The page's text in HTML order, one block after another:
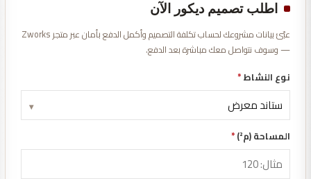
اطلب تصميم ديكور الآن
عبّئ بيانات مشروعك لحساب تكلفة التصميم وأكمل الدفع بأمان عبر متجر Zworks
— وسوف نتواصل معك مباشرة بعد الدفع.
نوع النشاط*
▾
المساحة (م²) *